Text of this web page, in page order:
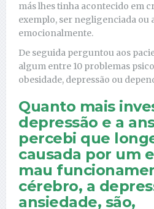
más lhes tinha acontecido em
exemplo, ser negligenciada ou
emocionalmente.
De seguida perguntou aos
algum entre 10 problemas
obesidade, depressão ou
Quanto mais
depressão e a
percebi que
causada por um
mau
cérebro, a
ansiedade, são,